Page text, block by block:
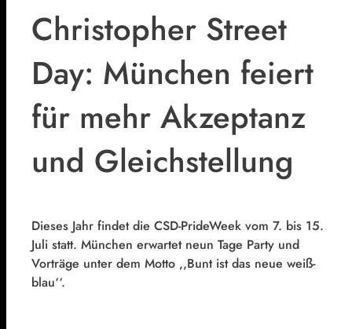
Christopher Street
Day: München feiert
für mehr Akzeptanz
und Gleichstellung
Dieses Jahr findet die CSD-PrideWeek vom 7. bis 15.
Juli statt. München erwartet neun Tage Party und
Vorträge unter dem Motto ,,Bunt ist das neue weiß-
blau‘‘.